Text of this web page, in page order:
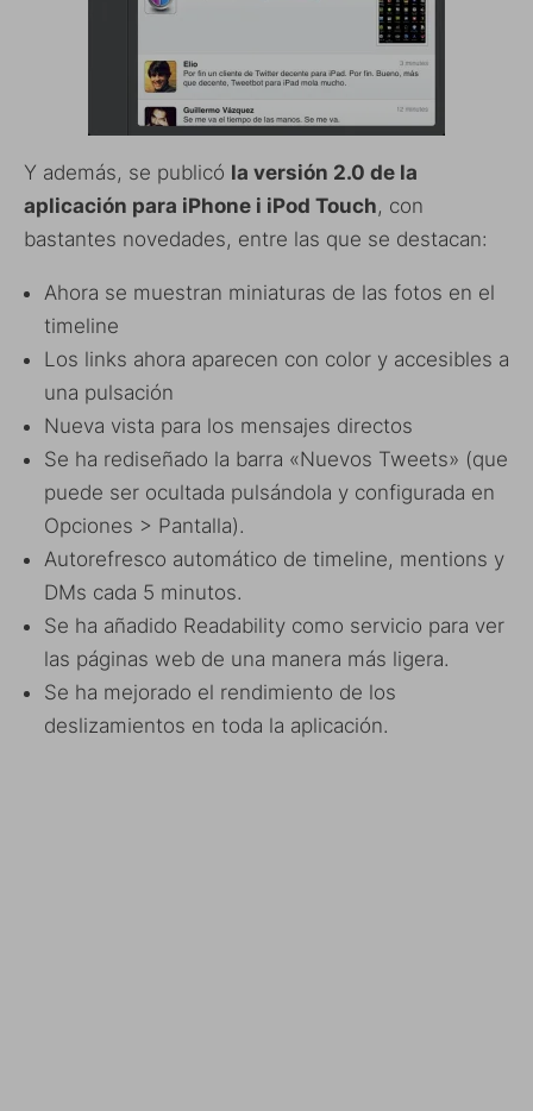
Y además, se publicó la versión 2.0 de la
aplicación para iPhone i iPod Touch, con
bastantes novedades, entre las que se destacan:
Ahora se muestran miniaturas de las fotos en el
timeline
Los links ahora aparecen con color y accesibles a
una pulsación
Nueva vista para los mensajes directos
Se ha rediseñado la barra «Nuevos Tweets» (que
puede ser ocultada pulsándola y configurada en
Opciones > Pantalla).
Autorefresco automático de timeline, mentions y
DMs cada 5 minutos.
Se ha añadido Readability como servicio para ver
las páginas web de una manera más ligera.
Se ha mejorado el rendimiento de los
deslizamientos en toda la aplicación.